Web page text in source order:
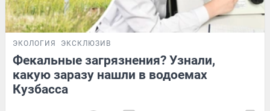
ЭКОЛОГИЯ ЭКСКЛЮЗИВ
Фекальные загрязнения? Узнали,
какую заразу нашли в водоемах
Кузбасса